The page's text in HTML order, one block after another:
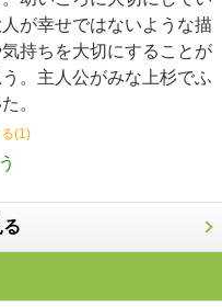
が幸せではないような描
持ちを大切にすることが
。主人公がみな上杉でふ
。
(1)
る